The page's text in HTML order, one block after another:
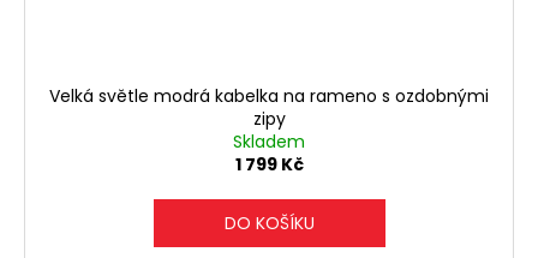
Velká světle modrá kabelka na rameno s ozdobnými
zipy
Skladem
1 799 Kč
DO KOŠÍKU